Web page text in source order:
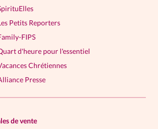
Petits Reporters
FIPS
d'heure pour l'essentiel
Chrétiennes
Presse
de vente